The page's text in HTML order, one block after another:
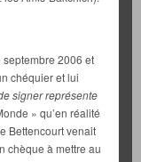
septembre 2006 et
chéquier et lui
signer représente
» qu’en réalité
Bettencourt venait
chèque à mettre au